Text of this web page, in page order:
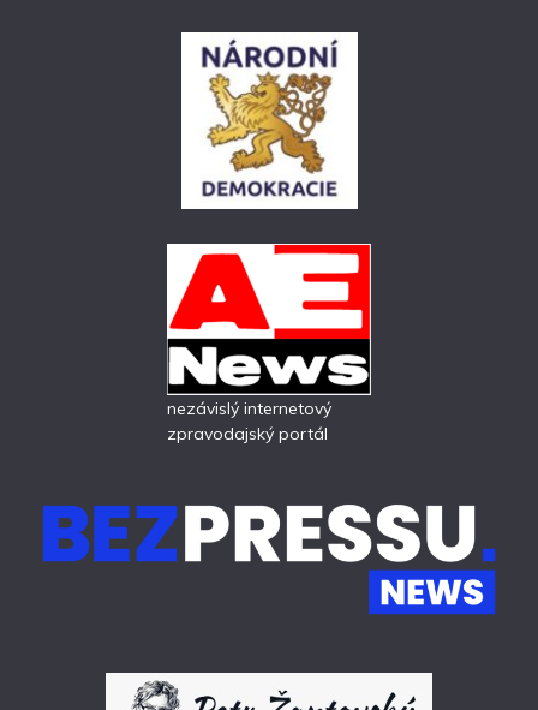
nezávislý internetový
zpravodajský portál